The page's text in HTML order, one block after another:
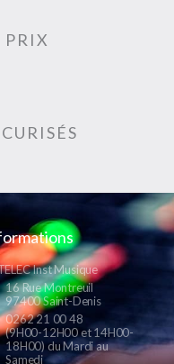
PRIX
Inst Musique
16 Rue Montreuil
97400 Saint-Denis
0262 21 00 48
(9H00-12H00 et 14H00-
18H00) du Mardi au
Samedi